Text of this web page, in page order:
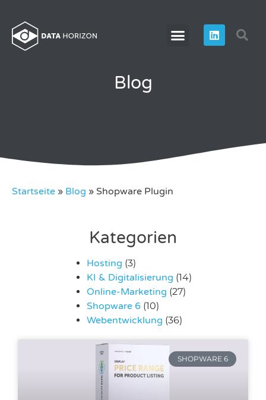
Blog
Startseite » Blog » Shopware Plugin
SHOPWARE 6
Kategorien
Hosting (3)
KI & Digitalisierung (14)
Online-Marketing (27)
Shopware 6(10)
Webentwicklung (36)